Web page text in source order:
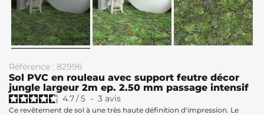
Référence : 82996
Sol PVC en rouleau avec support feutre décor
jungle largeur 2m ep. 2.50 mm passage intensif
4.7/5 - 3 avis
Ce revêtement de sol à une très haute définition d'impression. Le